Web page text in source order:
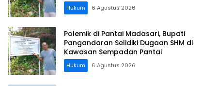
Hukum 6 Agustus 2026
Polemik di Pantai Madasari, Bupati
Pangandaran Selidiki Dugaan SHM di
Kawasan Sempadan Pantai
Hukum 6 Agustus 2026